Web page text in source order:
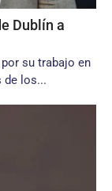
Dublín a
su trabajo en
de los...